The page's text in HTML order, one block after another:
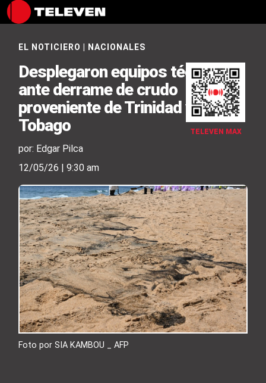
TELEVEN MAX
EL NOTICIERO NACIONALES
Desplegaron equipos técnicos
ante derrame de crudo
proveniente de Trinidad y
Tobago
por: Edgar Pilca
12/05/26 | 9:30 am
Foto por SIA KAMBOU _ AFP